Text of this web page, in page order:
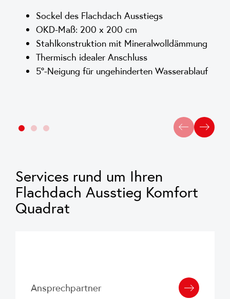
Sockel des Flachdach Ausstiegs
OKD-Maß: 200 x 200 cm
Stahlkonstruktion mit Mineralwolldämmung
Thermisch idealer Anschluss
5°-Neigung für ungehinderten Wasserablauf
Services rund um Ihren
Flachdach Ausstieg Komfort
Quadrat
Ansprechpartner